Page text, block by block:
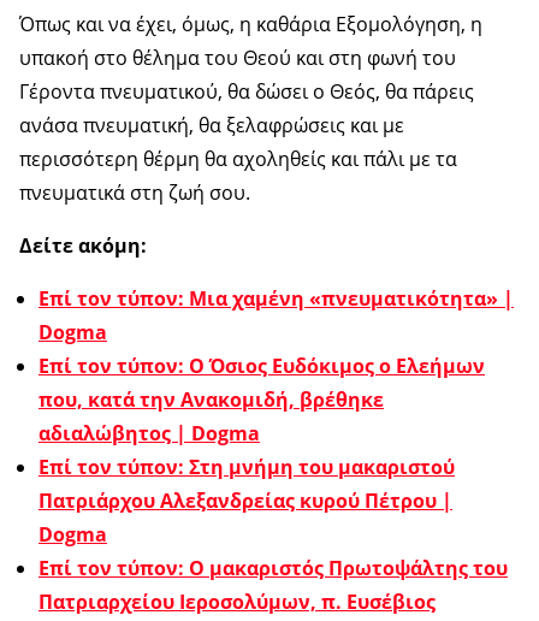
Όπως και να έχει, όμως, η καθάρια Εξομολόγηση, η
υπακοή στο θέλημα του Θεού και στη φωνή του
Γέροντα πνευματικού, θα δώσει ο Θεός, θα πάρεις
ανάσα πνευματική, θα ξελαφρώσεις και με
περισσότερη θέρμη θα αχοληθείς και πάλι με τα
πνευματικά στη ζωή σου.
Δείτε ακόμη:
Επί τον τύπον: Μια χαμένη «πνευματικότητα» |
Dogma
Επί τον τύπον: Ο Όσιος Ευδόκιμος ο Ελεήμων
που, κατά την Ανακομιδή, βρέθηκε
αδιαλώβητος | Dogma
Επί τον τύπον: Στη μνήμη του μακαριστού
Πατριάρχου Αλεξανδρείας κυρού Πέτρου |
Dogma
Επί τον τύπον: Ο μακαριστός Πρωτοψάλτης του
Πατριαρχείου Ιεροσολύμων, π. Ευσέβιος